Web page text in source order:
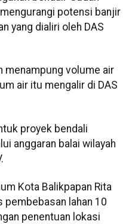
potensi banjir
yang dialiri oleh DAS
menampung volume air
air itu mengalir di DAS
proyek bendali
anggaran balai wilayah
Kota Balikpapan Rita
lahan 10
penentuan lokasi